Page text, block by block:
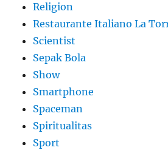
Religion
Restaurante Italiano La
Scientist
Sepak Bola
Show
Smartphone
Spaceman
Spiritualitas
Sport